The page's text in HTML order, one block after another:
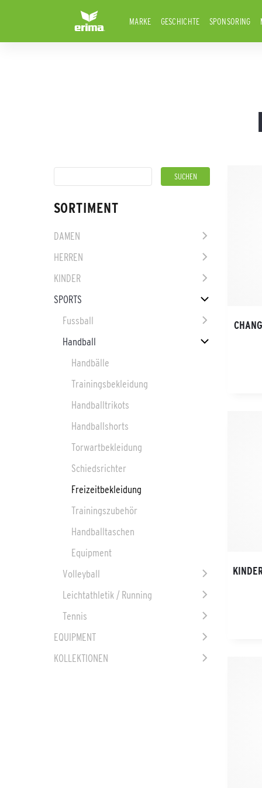
MARKE GESCHICHTE SPONSORING
SORTIMENT
DAMEN
HERREN
KINDER
SPORTS
Fussball
Handball
Handbälle
Trainingsbekleidung
Handballtrikots
Handballshorts
Torwartbekleidung
Schiedsrichter
Freizeitbekleidung
Trainingszubehör
Handballtaschen
Equipment
Volleyball
Leichtathletik / Running
Tennis
EQUIPMENT
KOLLEKTIONEN